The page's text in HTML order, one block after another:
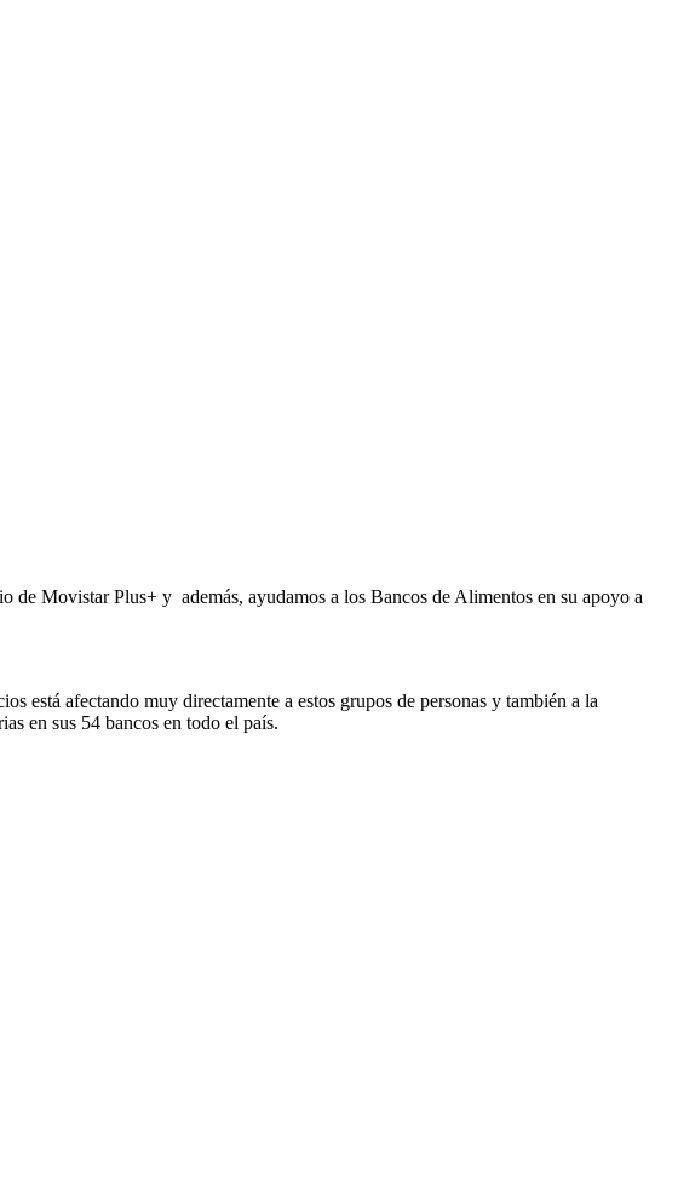
de Movistar Plus+ y además, ayudamos a los Bancos de Alimentos en su apoyo a
está afectando muy directamente a estos grupos de personas y también a la
en sus 54 bancos en todo el país.